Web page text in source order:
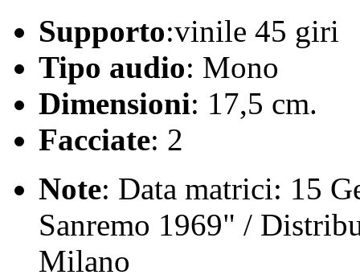
Supporto:vinile 45 giri
Tipo audio: Mono
Dimensioni: 17,5 cm.
Facciate: 2
Note: Data matrici: 15
Sanremo 1969" /
Milano